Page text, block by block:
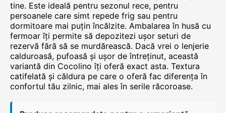
tine. Este ideală pentru sezonul rece, pentru
persoanele care simt repede frig sau pentru
dormitoare mai puțin încălzite. Ambalarea în husă cu
fermoar îți permite să depozitezi ușor seturi de
rezervă fără să se murdărească. Dacă vrei o lenjerie
calduroasă, pufoasă și ușor de întreținut, această
variantă din Cocolino îți oferă exact asta. Textura
catifelată și căldura pe care o oferă fac diferența în
confortul tău zilnic, mai ales în serile răcoroase.